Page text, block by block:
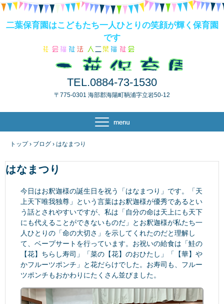
二葉保育園はこどもたち一人ひとりの笑顔が輝く保育園
です
TEL.0884-73-1530
〒775-0301 海部郡海陽町鞆浦字立岩50-12
トップ › ブログ › はなまつり
はなまつり
今日はお釈迦様の誕生日を祝う「はなまつり」です。「天
上天下唯我独尊」という言葉はお釈迦様が優秀であるとい
う話とされやすいですが、私は「自分の命は天上にも天下
にも代えることができないものだ」とお釈迦様が私たち一
人ひとりの「命の大切さ」を示してくれたのだと理解し
て、ベープサートを行っています。お祝いの給食は「鮭の
【花】ちらし寿司」「菜の【花】のおひたし」「【華】や
かフルーツポンチ」と花だらけでした。お寿司も、フルー
ツポンチもおかわりにたくさん並びました。